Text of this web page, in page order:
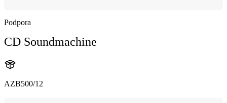
Podpora
CD Soundmachine
AZB500/12